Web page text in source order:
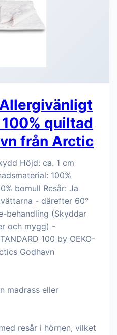
quiltad
från Arctic
Höjd: ca. 1 cm
100%
bomull Resår: Ja
- därefter 60°
behandling (Skyddar
och mygg) -
100 by OEKO-
Godhavn
madrass eller
resår i hörnen, vilket